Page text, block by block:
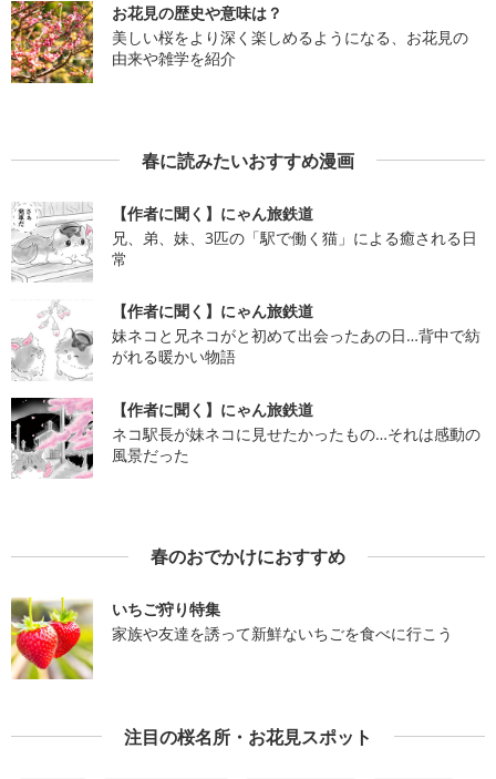
お花見の歴史や意味は？
美しい桜をより深く楽しめるようになる、お花見の
由来や雑学を紹介
春に読みたいおすすめ漫画
【作者に聞く】にゃん旅鉄道
兄、弟、妹、3匹の「駅で働く猫」による癒される日
常
【作者に聞く】にゃん旅鉄道
妹ネコと兄ネコがと初めて出会ったあの日…背中で紡
がれる暖かい物語
【作者に聞く】にゃん旅鉄道
ネコ駅長が妹ネコに見せたかったもの…それは感動の
風景だった
春のおでかけにおすすめ
いちご狩り特集
家族や友達を誘って新鮮ないちごを食べに行こう
注目の桜名所・お花見スポット